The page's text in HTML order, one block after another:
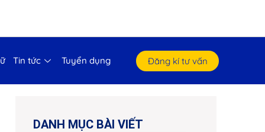
Tin tức Tuyển dụng Đăng kí tư vấn
DANH MỤC BÀI VIẾT